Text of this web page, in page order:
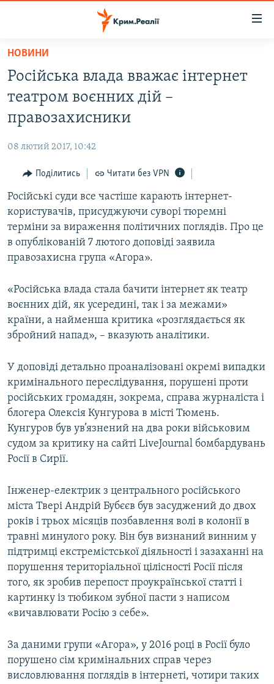
Перейти
основного
матеріалу
Перейти
до
основної
Перейти
пошуку
ВІДЕО ТА ФОТО
БЛОГИ
ПОГЛЯД
ІНТЕРВ'Ю
ВСЕ ЗА ДЕНЬ
СПЕЦПРОЕКТИ
ДЕПОРТАЦІЯ
ВІДЕОУРОКИ «ELIFBE»
СВІДЧЕННЯ ОКУПАЦІЇ
УКРАЇНСЬКА ПРОБЛЕМА КРИМУ
ЯК ОБІЙТИ БЛОКУВАННЯ
Русский
Qırımtatar
Усі сайти RFE/RL
НОВИНИ
Російська влада вважає інтернет
театром воєнних дій –
правозахисники
08 лютий 2017, 10:42
Поділитись Читати без VPN
Російські суди все частіше карають інтернет-
користувачів, присуджуючи суворі тюремні
терміни за вираження політичних поглядів. Про це
в опублікованій 7 лютого доповіді заявила
правозахисна група «Агора».
«Російська влада стала бачити інтернет як театр
воєнних дій, як усередині, так і за межами»
країни, а найменша критика «розглядається як
збройний напад», – вказують аналітики.
У доповіді детально проаналізовані окремі випадки
кримінального переслідування, порушені проти
російських громадян, зокрема, справа журналіста і
блогера Олексія Кунгурова в місті Тюмень.
Кунгуров був ув’язнений на два роки військовим
судом за критику на сайті LiveJournal бомбардувань
Росії в Сирії.
Інженер-електрик з центрального російського
міста Твері Андрій Бубєєв був засуджений до двох
років і трьох місяців позбавлення волі в колонії в
травні минулого року. Він був визнаний винним у
підтримці екстремістської діяльності і зазаханні на
порушення територіальної цілісності Росії після
того, як зробив перепост проукраїнської статті і
картинку із тюбиком зубної пасти з написом
«вичавлювати Росію з себе».
За даними групи «Агора», у 2016 році в Росії було
порушено сім кримінальних справ через
висловлювання поглядів в інтернеті, чотири таких